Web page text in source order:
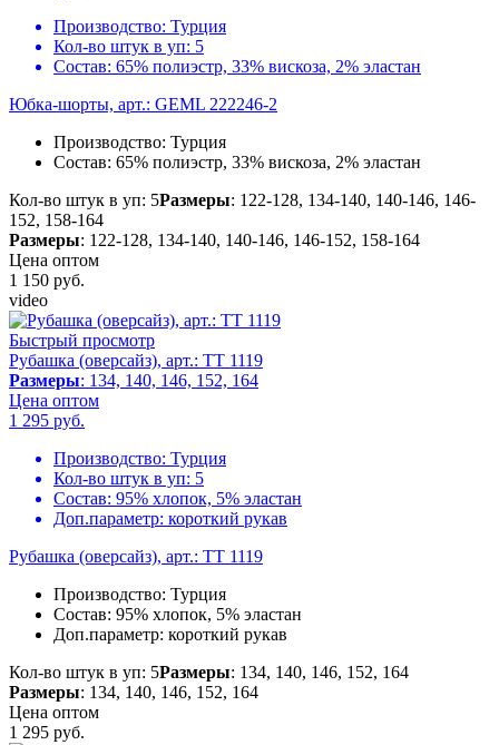
Производство: Турция
Кол-во штук в уп: 5
Состав: 65% полиэстр, 33% вискоза, 2% эластан
Юбка-шорты, арт.: GEML 222246-2
Производство: Турция
Состав: 65% полиэстр, 33% вискоза, 2% эластан
Кол-во штук в уп: 5Размеры: 122-128, 134-140, 140-146, 146-
152, 158-164
Размеры: 122-128, 134-140, 140-146, 146-152, 158-164
Цена оптом
1 150 руб.
video
Быстрый просмотр
Рубашка (оверсайз), арт.: TT 1119
Размеры: 134, 140, 146, 152, 164
Цена оптом
1 295 руб.
Производство: Турция
Кол-во штук в уп: 5
Состав: 95% хлопок, 5% эластан
Доп.параметр: короткий рукав
Рубашка (оверсайз), арт.: TT 1119
Производство: Турция
Состав: 95% хлопок, 5% эластан
Доп.параметр: короткий рукав
Кол-во штук в уп: 5Размеры: 134, 140, 146, 152, 164
Размеры: 134, 140, 146, 152, 164
Цена оптом
1 295 руб.